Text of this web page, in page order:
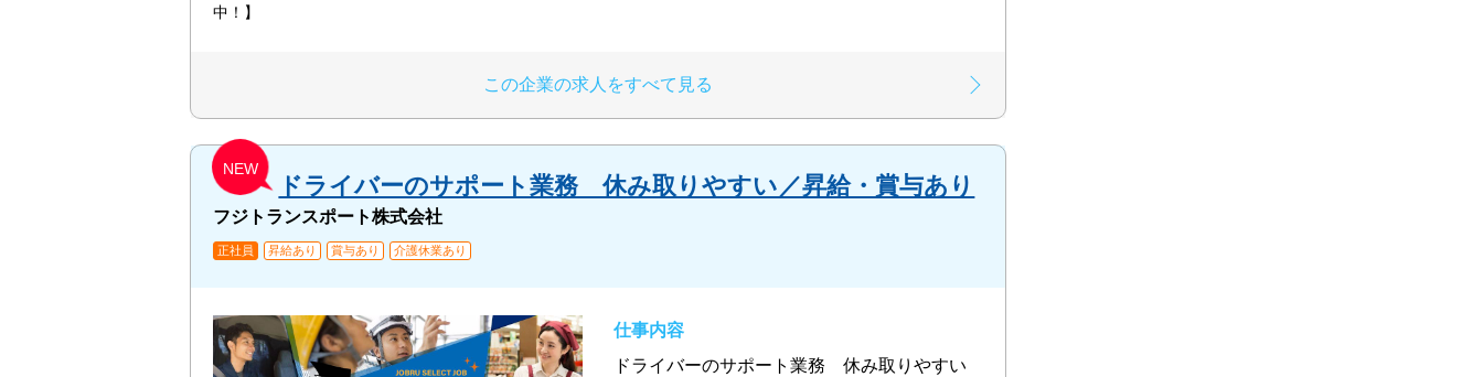
中！】
この企業の求人をすべて見る
NEW
ドライバーのサポート業務 休み取りやすい／昇給・賞与あり
フジトランスポート株式会社
正社員 昇給あり 賞与あり 介護休業あり
仕事内容
ドライバーのサポート業務 休み取りやすい